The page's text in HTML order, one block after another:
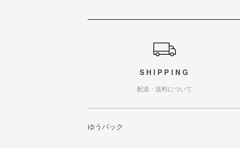
SHIPPING
配送・送料について
ゆうパック